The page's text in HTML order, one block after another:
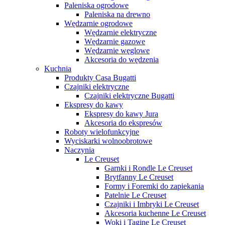
Paleniska ogrodowe
Paleniska na drewno
Wędzarnie ogrodowe
Wędzarnie elektryczne
Wędzarnie gazowe
Wędzarnie węglowe
Akcesoria do wędzenia
Kuchnia
Produkty Casa Bugatti
Czajniki elektryczne
Czajniki elektryczne Bugatti
Ekspresy do kawy
Ekspresy do kawy Jura
Akcesoria do ekspresów
Roboty wielofunkcyjne
Wyciskarki wolnoobrotowe
Naczynia
Le Creuset
Garnki i Rondle Le Creuset
Brytfanny Le Creuset
Formy i Foremki do zapiekania
Patelnie Le Creuset
Czajniki i Imbryki Le Creuset
Akcesoria kuchenne Le Creuset
Woki i Tagine Le Creuset